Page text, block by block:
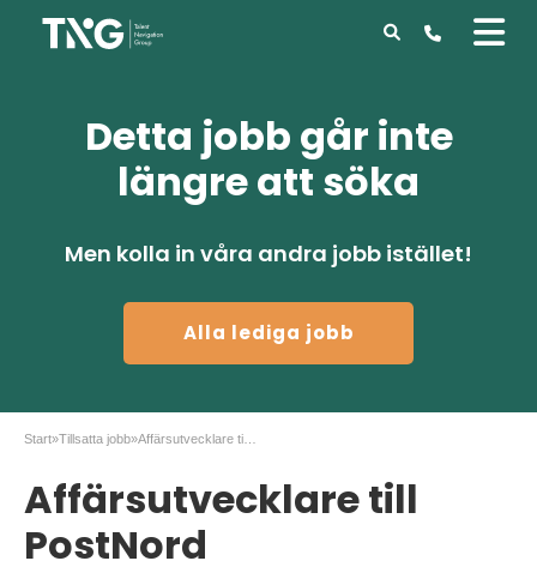
Detta jobb går inte
längre att söka
Men kolla in våra andra jobb istället!
Alla lediga jobb
Start»Tillsatta jobb»
Affärsutvecklare till
PostNord